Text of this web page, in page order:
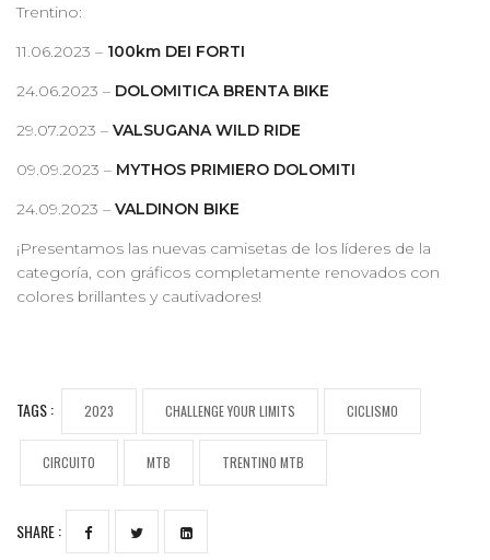
Trentino:
11.06.2023 – 100km DEI FORTI
24.06.2023 – DOLOMITICA BRENTA BIKE
29.07.2023 – VALSUGANA WILD RIDE
09.09.2023 – MYTHOS PRIMIERO DOLOMITI
24.09.2023 – VALDINON BIKE
¡Presentamos las nuevas camisetas de los líderes de la
categoría, con gráficos completamente renovados con
colores brillantes y cautivadores!
TAGS : 2023 CHALLENGE YOUR LIMITS CICLISMO
CIRCUITO MTB TRENTINO MTB
SHARE :